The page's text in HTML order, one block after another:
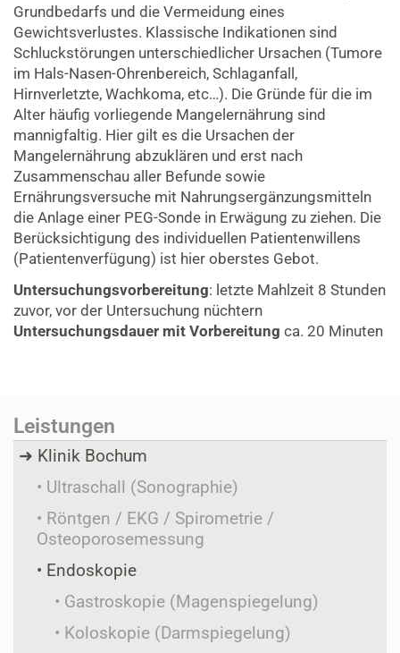
Grundbedarfs und die Vermeidung eines
Gewichtsverlustes. Klassische Indikationen sind
Schluckstörungen unterschiedlicher Ursachen (Tumore
im Hals-Nasen-Ohrenbereich, Schlaganfall,
Hirnverletzte, Wachkoma, etc…). Die Gründe für die im
Alter häufig vorliegende Mangelernährung sind
mannigfaltig. Hier gilt es die Ursachen der
Mangelernährung abzuklären und erst nach
Zusammenschau aller Befunde sowie
Ernährungsversuche mit Nahrungsergänzungsmitteln
die Anlage einer PEG-Sonde in Erwägung zu ziehen. Die
Berücksichtigung des individuellen Patientenwillens
(Patientenverfügung) ist hier oberstes Gebot.
Untersuchungsvorbereitung: letzte Mahlzeit 8 Stunden
zuvor, vor der Untersuchung nüchtern
Untersuchungsdauer mit Vorbereitung ca. 20 Minuten
Leistungen
Klinik Bochum
Ultraschall (Sonographie)
Röntgen / EKG / Spirometrie /
Osteoporosemessung
Endoskopie
Gastroskopie (Magenspiegelung)
Koloskopie (Darmspiegelung)